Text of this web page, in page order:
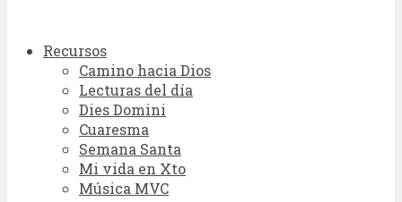
Recursos
Camino hacia Dios
Lecturas del día
Dies Domini
Cuaresma
Semana Santa
Mi vida en Xto
Música MVC